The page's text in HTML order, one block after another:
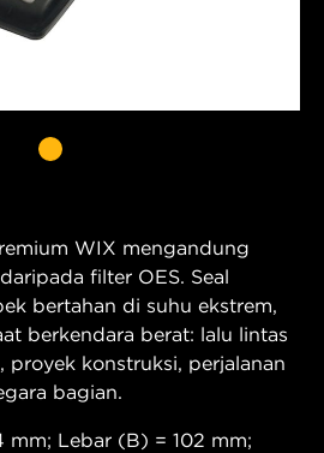
WIX mengandung
filter OES. Seal
bertahan di suhu ekstrem,
berkendara berat: lalu lintas
proyek konstruksi, perjalanan
bagian.
mm; Lebar (B) = 102 mm;